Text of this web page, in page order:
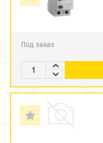
Под заказ